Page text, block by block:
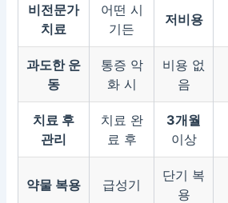
비전문가
치료
어떤 시
기든
저비용
과도한 운
동
통증 악
화 시
비용 없
음
치료 후
관리
치료 완
료 후
3개월
이상
약물 복용 급성기
단기 복
용